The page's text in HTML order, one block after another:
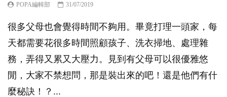
POPA編輯部 31/07/2019
很多父母也會覺得時間不夠用。畢竟打理一頭家，每
天都需要花很多時間照顧孩子、洗衣掃地、處理雜
務，弄得又累又大壓力。見到有父母可以很優雅悠
閒，大家不禁想問，那是裝出來的吧！還是他們有什
麼秘訣！？...